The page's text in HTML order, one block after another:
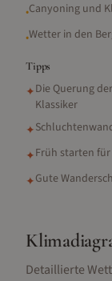
•Canyoning und
•Wetter in den
Tipps
✦Die Querung
Klassiker
✦
✦Früh starten
✦Gute
Detaillierte